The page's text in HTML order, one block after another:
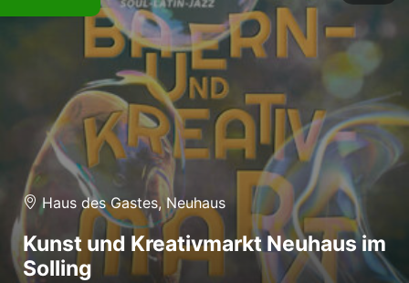
Haus des Gastes, Neuhaus
Kunst und Kreativmarkt Neuhaus im
Solling